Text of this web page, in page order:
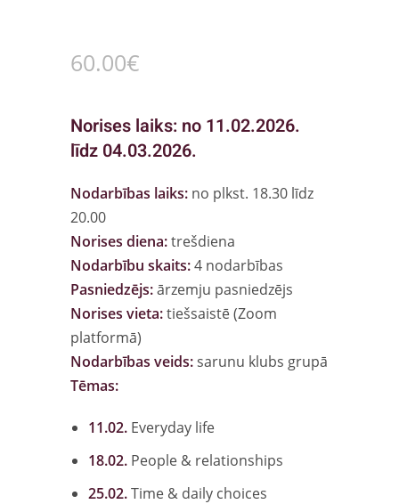
60.00€
Norises laiks: no 11.02.2026.
līdz 04.03.2026.
Nodarbības laiks: no plkst. 18.30 līdz
20.00
Norises diena:trešdiena
Nodarbību skaits:4 nodarbības
Pasniedzējs:ārzemju pasniedzējs
Norises vieta:tiešsaistē (Zoom
platformā)
Nodarbības veids:sarunu klubs grupā
Tēmas:
11.02. Everyday life
18.02. People & relationships
25.02.Time & daily choices